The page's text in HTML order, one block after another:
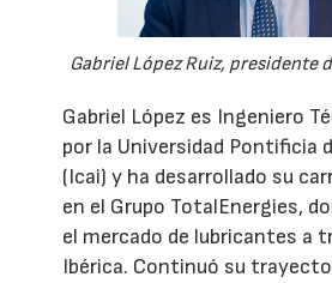
Gabriel López Ruiz, presidente
Gabriel López es Ingeniero
por la Universidad Pontificia
(Icai) y ha desarrollado su
en el Grupo TotalEnergies,
el mercado de lubricantes a
Ibérica. Continuó su